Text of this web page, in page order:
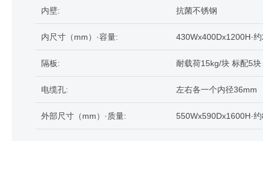
内壁: 抗菌不锈钢
内尺寸（mm）·容量: 430Wx400Dx1200H·
隔板: 耐载荷15kg/块 标配5块
电缆孔: 左右各一个内径36mm
外部尺寸（mm）·质量: 550Wx590Dx1600H·